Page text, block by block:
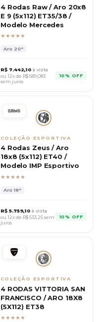
4 Rodas Raw / Aro 20x8
E 9 (5x112) ET35/38 /
Modelo Mercedes
★★★★★
Aro 20"
R$ 7.442,10 à vista
ou 12x de R$689,083
sem juros
10% OFF
COLEÇÃO ESPORTIVA
4 Rodas Zeus / Aro
18x8 (5x112) ET40 /
Modelo IMP Esportivo
★★★★★
Aro18"
R$ 5.759,10 à vista
ou 12x de R$533,25sem
juros
10% OFF
COLEÇÃO ESPORTIVA
4 RODAS VITTORIA SAN
FRANCISCO / ARO 18X8
(5X112) ET38
★★★★★